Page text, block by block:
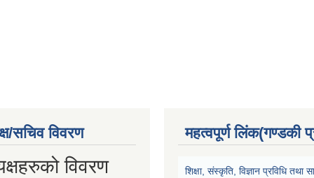
सचिव विवरण
विवरण
महत्वपूर्ण लिंक(गण्डकी
शिक्षा, संस्कृति, विज्ञान प्रविधि तथा